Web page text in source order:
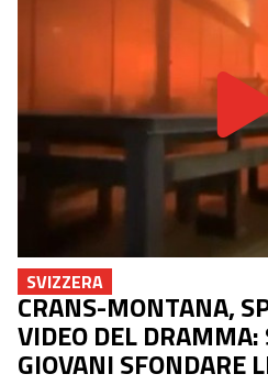
SVIZZERA
CRANS-MONTANA,
VIDEO DEL DRAMMA:
GIOVANI SFONDARE